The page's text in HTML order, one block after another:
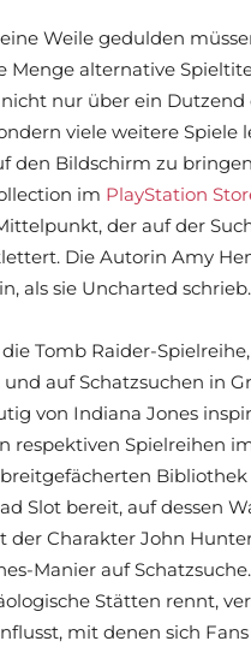
Weile gedulden
Menge alternative
nur über ein
viele weitere
den Bildschirm zu
im PlayStation
der auf der
Die Autorin Amy
als sie Uncharted schrieb.
Tomb Raider-
auf Schatzsuchen in
von Indiana Jones
respektiven Spielreihen
Slot bereit, auf dessen
der Charakter John
Manier auf
Stätten rennt,
mit denen sich